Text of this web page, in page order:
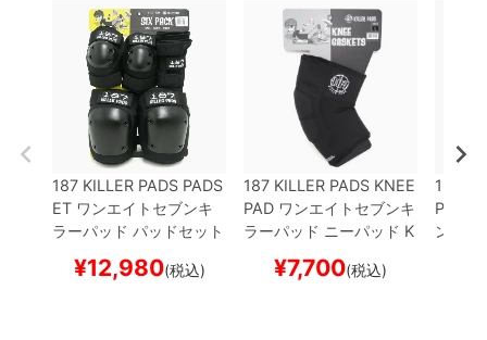
187 KILLER PADS PADS
ET ワンエイトセブンキ
ラーパッド パッドセット
クター セーフティーギア
¥12,980(税込)
187 KILLER PADS KNEE
PAD ワンエイトセブンキ
ラーパッド ニーパッド K
ター セーフティーギア
¥7,700(税込)
187
ンキラ